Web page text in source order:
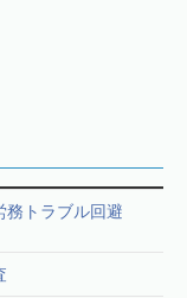
務トラブル回避